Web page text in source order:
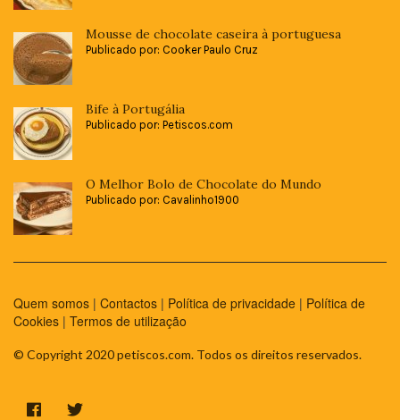
Mousse de chocolate caseira à portuguesa
Publicado por: Cooker Paulo Cruz
Bife à Portugália
Publicado por: Petiscos.com
O Melhor Bolo de Chocolate do Mundo
Publicado por: Cavalinho1900
Quem somos | Contactos | Política de privacidade | Política de
Cookies | Termos de utilização
© Copyright 2020 petiscos.com. Todos os direitos reservados.